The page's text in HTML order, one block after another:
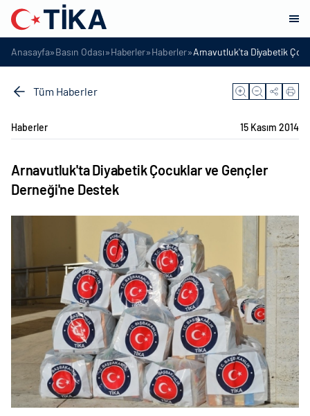
Anasayfa»Basın Odası»Haberler»Haberler»Arnavutluk'ta Diyabetik
Tüm Haberler
Haberler 15 Kasım 2014
Arnavutluk'ta Diyabetik Çocuklar ve Gençler
Derneği'ne Destek